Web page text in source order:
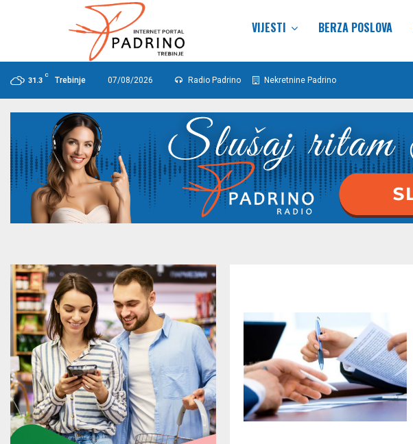
VIJESTI BERZA POSLOVA
31.3
C
Trebinje 07/08/2026 Radio Padrino Nekretnine Padrino